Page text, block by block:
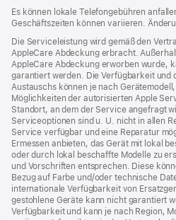
neues
Fenster)
neues
Fenster)
Es können lokale Telefongebühren
Geschäftszeiten können variieren.
Die Serviceleistung wird gemäß den
AppleCare Abdeckung erbracht.
AppleCare Abdeckung erworben wurde,
garantiert werden. Die Verfügbarkeit und
Austauschs können je nach
Möglichkeiten der autorisierten Apple
Standort, an dem der Service angefragt
Serviceoptionen sind u. U. nicht in allen
Service verfügbar und eine Reparatur
Ermessen anbieten, das Gerät mit lokal
oder durch lokal beschaffte Modelle zu
und Vorschriften entsprechen. Diese
Bezug auf Farbe und/oder technische
internationale Verfügbarkeit von
gestohlene Geräte kann nicht garantiert
Verfügbarkeit und kann je nach Region,